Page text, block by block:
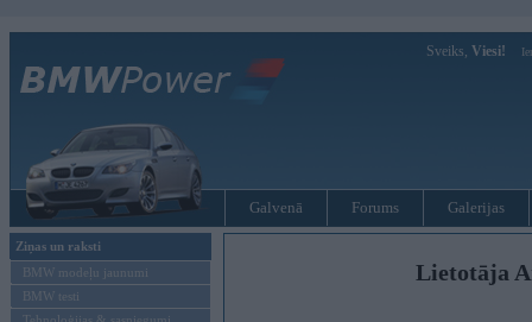
Sveiks, Viesi!
Galvenā Forums Galerijas
Ziņas un raksti
BMW modeļu jaunumi
BMW testi
Lietotāja